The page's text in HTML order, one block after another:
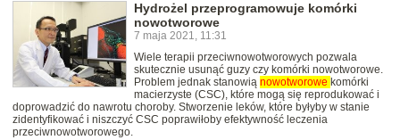
Hydrożel przeprogramowuje komórki
nowotworowe
7 maja 2021, 11:31
Wiele terapii przeciwnowotworowych pozwala
skutecznie usunąć guzy czy komórki nowotworowe.
Problem jednak stanowią nowotworowe komórki
macierzyste (CSC), które mogą się reprodukować i
doprowadzić do nawrotu choroby. Stworzenie leków, które byłyby w stanie
zidentyfikować i niszczyć CSC poprawiłoby efektywność leczenia
przeciwnowotworowego.